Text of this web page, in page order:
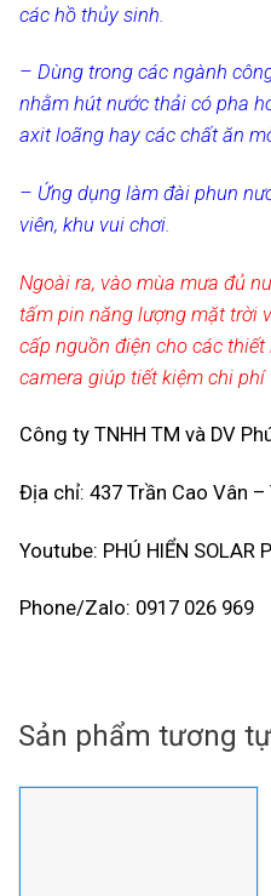
các hồ thủy sinh.
– Dùng trong các ngành
nhằm hút nước thải có pha
axit loãng hay các chất ăn
– Ứng dụng làm đài phun
viên, khu vui chơi.
Ngoài ra, vào mùa mưa đủ
tấm pin năng lượng mặt trời
cấp nguồn điện cho các
camera giúp tiết kiệm chi phí
Công ty TNHH TM và DV
Địa chỉ: 437 Trần Cao Vân
Youtube: PHÚ HIỂN SOLAR
Phone/Zalo: 0917 026 969
Sản phẩm tương tự